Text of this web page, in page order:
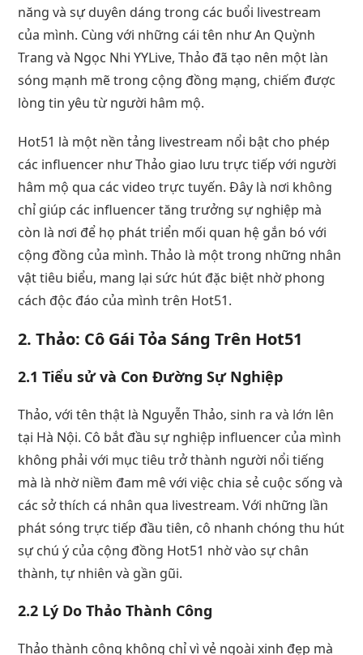
năng và sự duyên dáng trong các buổi livestream
của mình. Cùng với những cái tên như An Quỳnh
Trang và Ngọc Nhi YYLive, Thảo đã tạo nên một làn
sóng mạnh mẽ trong cộng đồng mạng, chiếm được
lòng tin yêu từ người hâm mộ.
Hot51 là một nền tảng livestream nổi bật cho phép
các influencer như Thảo giao lưu trực tiếp với người
hâm mộ qua các video trực tuyến. Đây là nơi không
chỉ giúp các influencer tăng trưởng sự nghiệp mà
còn là nơi để họ phát triển mối quan hệ gắn bó với
cộng đồng của mình. Thảo là một trong những nhân
vật tiêu biểu, mang lại sức hút đặc biệt nhờ phong
cách độc đáo của mình trên Hot51.
2. Thảo: Cô Gái Tỏa Sáng Trên Hot51
2.1 Tiểu sử và Con Đường Sự Nghiệp
Thảo, với tên thật là Nguyễn Thảo, sinh ra và lớn lên
tại Hà Nội. Cô bắt đầu sự nghiệp influencer của mình
không phải với mục tiêu trở thành người nổi tiếng
mà là nhờ niềm đam mê với việc chia sẻ cuộc sống và
các sở thích cá nhân qua livestream. Với những lần
phát sóng trực tiếp đầu tiên, cô nhanh chóng thu hút
sự chú ý của cộng đồng Hot51 nhờ vào sự chân
thành, tự nhiên và gần gũi.
2.2 Lý Do Thảo Thành Công
Thảo thành công không chỉ vì vẻ ngoài xinh đẹp mà